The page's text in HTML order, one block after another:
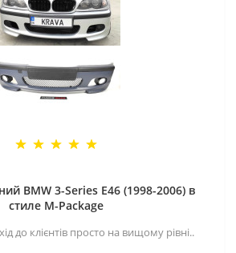
BMW 3-Series E46 (1998-2006) в
стиле M-Package
до клієнтів просто на вищому рівні..